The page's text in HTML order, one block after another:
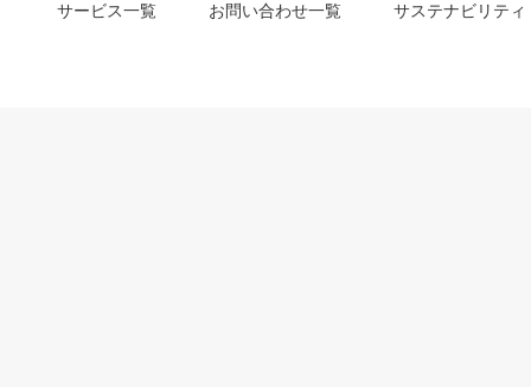
サービス一覧 お問い合わせ一覧 サステナビリティ